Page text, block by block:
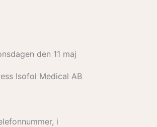
den 11 maj
Isofol Medical AB
i